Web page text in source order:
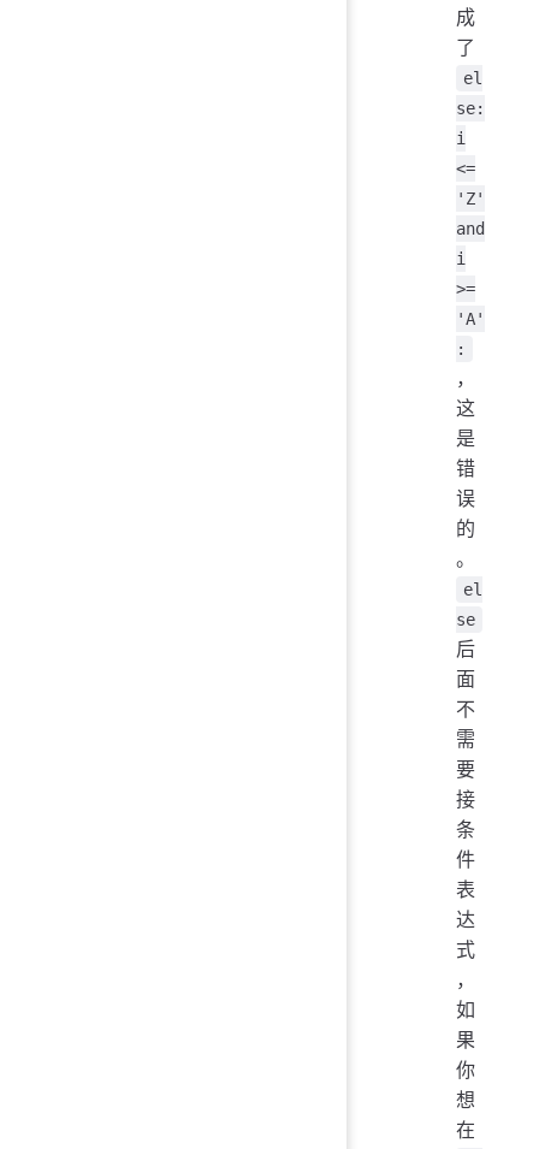
成
了
el
se:
i
<=
'Z'
and
i
>=
'A'
:
，
这
是
错
误
的
。
el
se
后
面
不
需
要
接
条
件
表
达
式
，
如
果
你
想
在